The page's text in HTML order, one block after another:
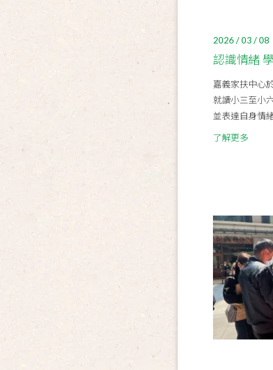
2026 / 03 / 08
認識情緒
嘉義家扶中心
就讀小三至小
並表達自身情
了解更多